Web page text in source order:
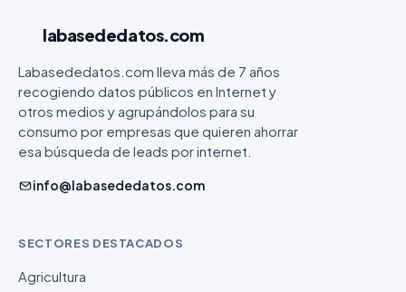
labasededatos.com
Labasededatos.com lleva más de 7 años
recogiendo datos públicos en Internet y
otros medios y agrupándolos para su
consumo por empresas que quieren ahorrar
esa búsqueda de leads por internet.
info@labasededatos.com
SECTORES DESTACADOS
Agricultura